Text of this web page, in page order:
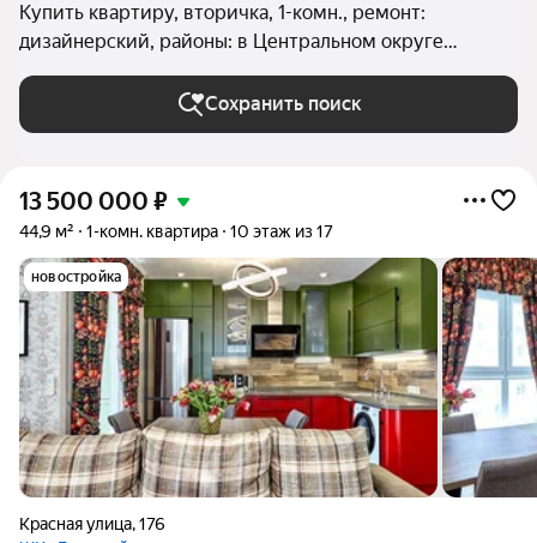
Купить квартиру, вторичка, 1-комн., ремонт:
дизайнерский, районы: в Центральном округе
(Краснодар) в Краснодаре
Сохранить поиск
13 500 000 ₽
44,9 м² 1-комн. квартира 10 этаж из 17
новостройка
Красная улица,176